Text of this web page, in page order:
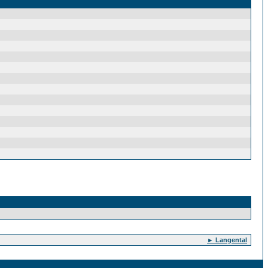
► Langental